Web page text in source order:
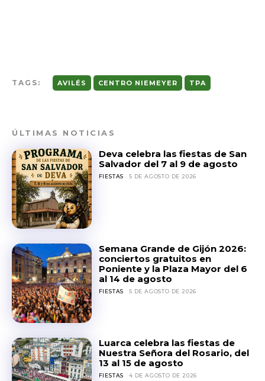
TAGS: AVILÉS CENTRO NIEMEYER TPA
ÚLTIMAS NOTICIAS
Deva celebra las fiestas de San
Salvador del 7 al 9 de agosto
FIESTAS 5 DE AGOSTO DE 2026
Semana Grande de Gijón 2026:
conciertos gratuitos en
Poniente y la Plaza Mayor del 6
al 14 de agosto
FIESTAS 5 DE AGOSTO DE 2026
Luarca celebra las fiestas de
Nuestra Señora del Rosario, del
13 al 15 de agosto
FIESTAS 4 DE AGOSTO DE 2026